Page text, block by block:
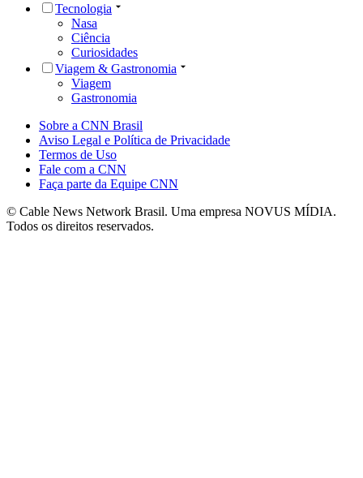
Tecnologia
Nasa
Ciência
Curiosidades
Viagem & Gastronomia
Viagem
Gastronomia
Sobre a CNN Brasil
Aviso Legal e Política de Privacidade
Termos de Uso
Fale com a CNN
Faça parte da Equipe CNN
© Cable News Network Brasil. Uma empresa NOVUS MÍDIA.
Todos os direitos reservados.